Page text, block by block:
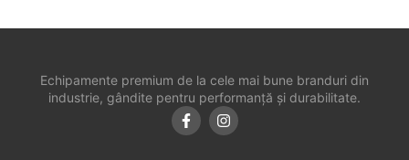
Echipamente premium de la cele mai bune branduri din
industrie, gândite pentru performanță și durabilitate.